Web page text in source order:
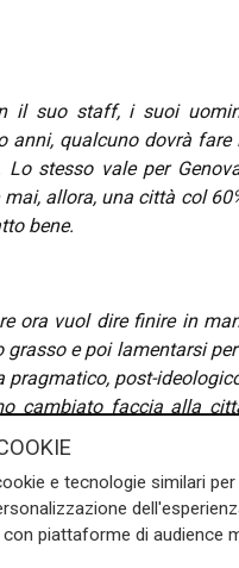
il suo staff, i suoi
anni, qualcuno dovrà fare
stesso vale per
allora, una città col
bene.
ora vuol dire finire in
grasso e poi lamentarsi
pragmatico, post-
cambiato faccia alla
sette trasmissioni contro
continuo a fare politica.
e tecnologie similari
piattaforme di audience